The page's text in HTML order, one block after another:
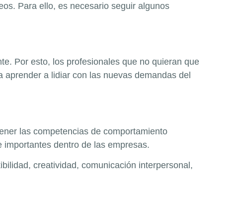
Para ello, es necesario seguir algunos
Por esto, los profesionales que no quieran que
a lidiar con las nuevas demandas del
las competencias de comportamiento
importantes dentro de las empresas.
creatividad, comunicación interpersonal,